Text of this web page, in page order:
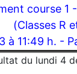
course 1
(Classes R
à 11:49 h. -
du lundi 4